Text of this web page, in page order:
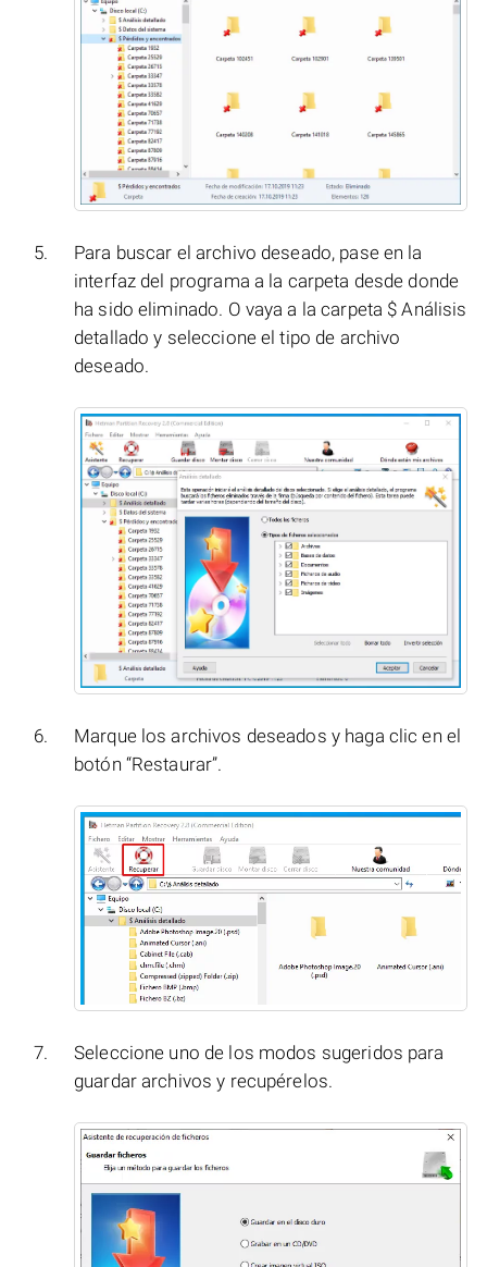
Para buscar el archivo deseado, pase en la
interfaz del programa a la carpeta desde donde
ha sido eliminado. O vaya a la carpeta $ Análisis
detallado y seleccione el tipo de archivo
deseado.
Marque los archivos deseados y haga clic en el
botón “Restaurar”.
Seleccione uno de los modos sugeridos para
guardar archivos y recupérelos.